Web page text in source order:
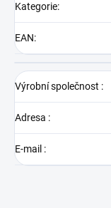
Kategorie:
EAN:
Výrobní společnost :
Adresa :
E-mail :